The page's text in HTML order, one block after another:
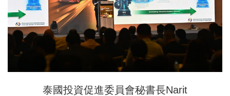
泰國投資促進委員會秘書長Narit